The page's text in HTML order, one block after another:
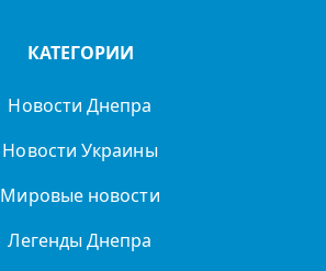
КАТЕГОРИИ
Новости Днепра
Новости Украины
Мировые новости
Легенды Днепра